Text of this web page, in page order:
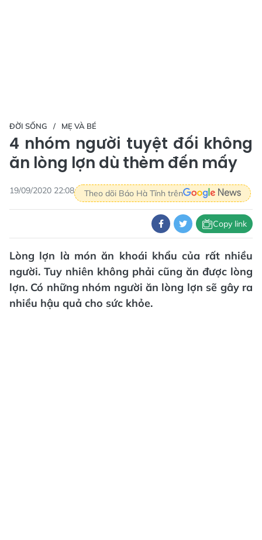
ĐỜI SỐNG MẸ VÀ BÉ
4 nhóm người tuyệt đối không
ăn lòng lợn dù thèm đến mấy
19/09/2020 22:08 Theo dõi Báo Hà Tĩnh trên
Copy link
Lòng lợn là món ăn khoái khẩu của rất nhiều
người. Tuy nhiên không phải cũng ăn được lòng
lợn. Có những nhóm người ăn lòng lợn sẽ gây ra
nhiều hậu quả cho sức khỏe.